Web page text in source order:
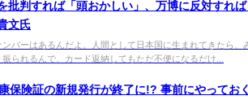
批判すれば「頭おかしい」、万博に反対すれ
文氏
ンバーはあるんだよ。人間として日本国に生まれてきたら、
られるんで、カード返納してもただ不便になるだけ...
保険証の新規発行が終了に!? 事前にやってお